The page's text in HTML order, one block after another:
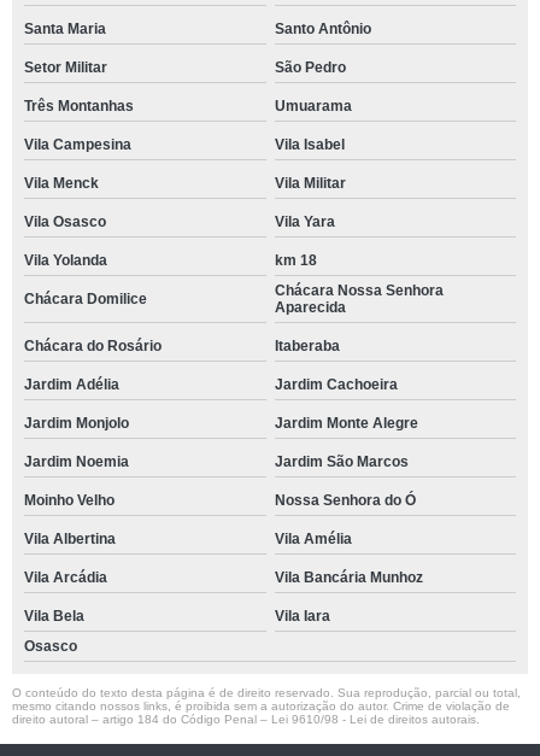
Santa Maria Santo Antônio
Setor Militar São Pedro
Três Montanhas Umuarama
Vila Campesina Vila Isabel
Vila Menck Vila Militar
Vila Osasco Vila Yara
Vila Yolanda km 18
Chácara Domilice
Chácara Nossa Senhora
Aparecida
Chácara do Rosário Itaberaba
Jardim Adélia Jardim Cachoeira
Jardim Monjolo Jardim Monte Alegre
Jardim Noemia Jardim São Marcos
Moinho Velho Nossa Senhora do Ó
Vila Albertina Vila Amélia
Vila Arcádia Vila Bancária Munhoz
Vila Bela
Vila Iara
Osasco
O conteúdo do texto desta página é de direito reservado. Sua reprodução, parcial ou total,
mesmo citando nossos links, é proibida sem a autorização do autor. Crime de violação de
direito autoral – artigo 184 do Código Penal – Lei 9610/98 - Lei de direitos autorais